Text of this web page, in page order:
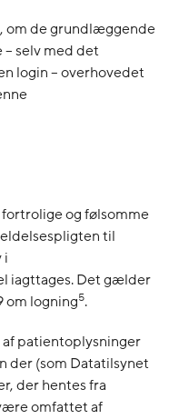
om de grundlæggende
selv med det
login – overhovedet
og følsomme
til
i
iagttages. Det gælder
om logning5.
af patientoplysninger
der (som Datatilsynet
der hentes fra
omfattet af